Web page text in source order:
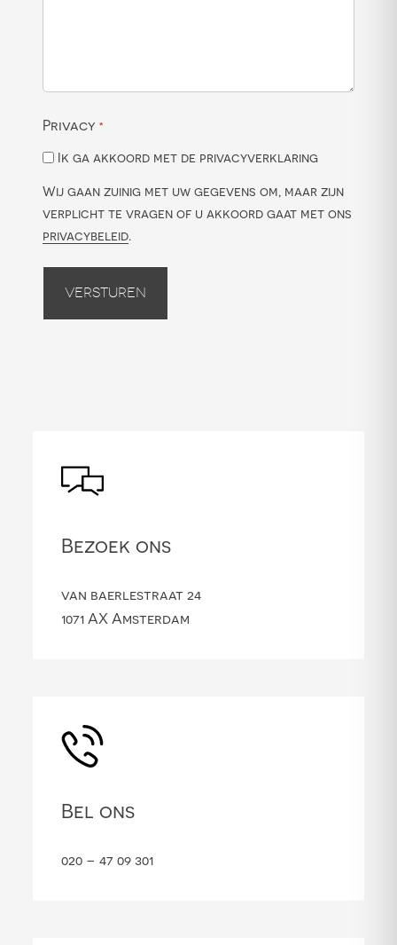
Privacy *
Ik ga akkoord met de privacyverklaring
Wij gaan zuinig met uw gegevens om, maar zijn
verplicht te vragen of u akkoord gaat met ons
privacybeleid.
Versturen
Bezoek ons
van baerlestraat 24
1071 AX Amsterdam
Bel ons
020 – 47 09 301